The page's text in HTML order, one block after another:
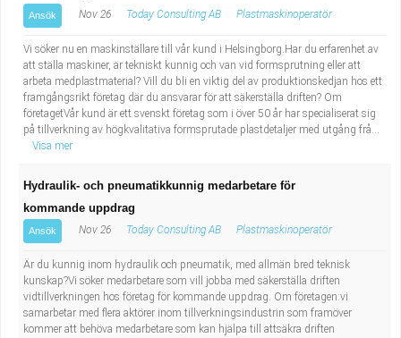
Ansök Nov 26 Today Consulting AB Plastmaskinoperatör
Vi söker nu en maskinställare till vår kund i Helsingborg.Har du erfarenhet av
att ställa maskiner, är tekniskt kunnig och van vid formsprutning eller att
arbeta medplastmaterial? Vill du bli en viktig del av produktionskedjan hos ett
framgångsrikt företag där du ansvarar för att säkerställa driften? Om
företagetVår kund är ett svenskt företag som i över 50 år har specialiserat sig
på tillverkning av högkvalitativa formsprutade plastdetaljer med utgång frå...
Visa mer
Hydraulik- och pneumatikkunnig medarbetare för
kommande uppdrag
Ansök Nov 26 Today Consulting AB Plastmaskinoperatör
Är du kunnig inom hydraulik och pneumatik, med allmän bred teknisk
kunskap?Vi söker medarbetare som vill jobba med säkerställa driften
vidtillverkningen hos företag för kommande uppdrag. Om företagen:vi
samarbetar med flera aktörer inom tillverkningsindustrin som framöver
kommer att behöva medarbetare som kan hjälpa till attsäkra driften